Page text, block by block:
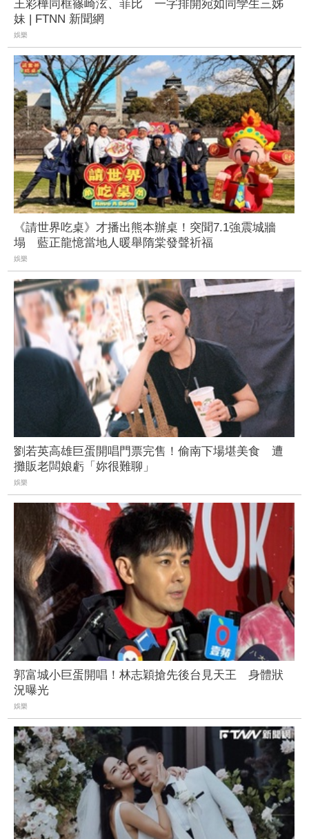
王彩樺同框篠崎泫、菲比 一字排開宛如同孿生三姊
妹 | FTNN 新聞網
娛樂
《請世界吃桌》才播出熊本辦桌！突聞7.1強震城牆
塌 藍正龍憶當地人暖舉隋棠發聲祈福
娛樂
劉若英高雄巨蛋開唱門票完售！偷南下場堪美食 遭
攤販老闆娘虧「妳很難聊」
娛樂
郭富城小巨蛋開唱！林志穎搶先後台見天王 身體狀
況曝光
娛樂